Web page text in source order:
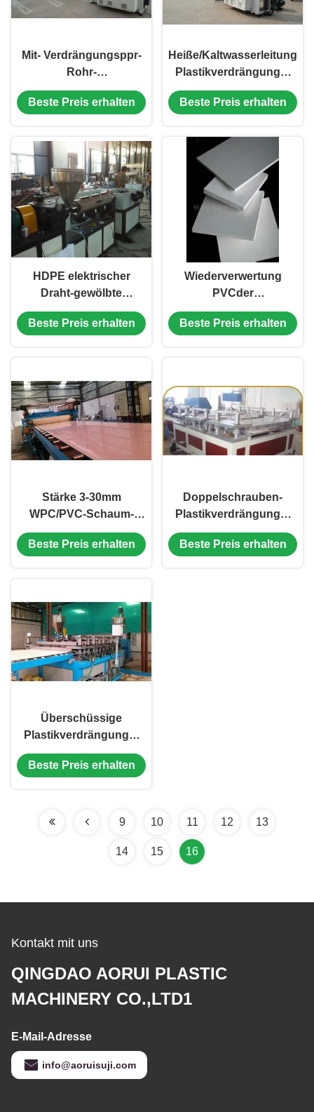
Mit- Verdrängungsppr-
Rohr-
Plastikverdrängungs-
Linie, Wasserleitungs-
Maschine
Beste Preis erhalten
Heiße/Kaltwasserleitungs-
Plastikverdrängungs-
Linie, PPR-Rohr-
Plastikverdrängungs-
Beste Preis erhalten
HDPE elektrischer
Draht-gewölbte
Plastikfertigungsstraße-
einzelne Schraube
Beste Preis erhalten
Wiederverwertung
PVCder
plastikverdrängungs-
Linie, WPC-Brett-
Beste Preis erhalten
Stärke 3-30mm
WPC/PVC-Schaum-
Brett-
Plastikverdrängungs-
Beste Preis erhalten
Doppelschrauben-
Plastikverdrängungs-
Maschine, WPC-Brett-
Fertigungsstraße
Beste Preis erhalten
Überschüssige
Plastikverdrängungs-
Linie, WPC-Schaum-
Brett-Verdrängungs-
Beste Preis erhalten
9 10 11 12 13
14 15 16
Kontakt mit uns
QINGDAO AORUI PLASTIC
MACHINERY CO.,LTD1
E-Mail-Adresse
info@aoruisuji.com